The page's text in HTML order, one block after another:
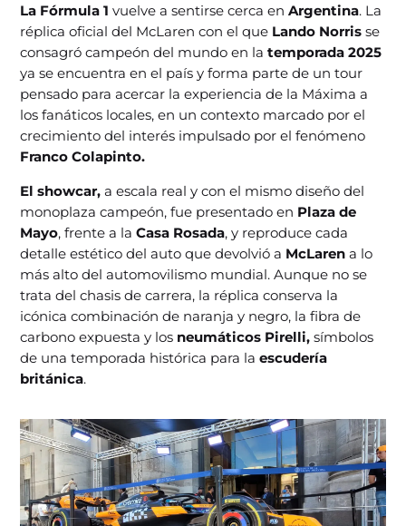
La Fórmula 1 vuelve a sentirse cerca enArgentina. La
réplica oficial del McLaren con el que Lando Norrisse
consagró campeón del mundo en latemporada 2025
ya se encuentra en el país y forma parte de un tour
pensado para acercar la experiencia de la Máxima a
los fanáticos locales, en un contexto marcado por el
crecimiento del interés impulsado por el fenómeno
Franco Colapinto.
El showcar, a escala real y con el mismo diseño del
monoplaza campeón, fue presentado en Plaza de
Mayo, frente a laCasa Rosada, y reproduce cada
detalle estético del auto que devolvió a McLaren a lo
más alto del automovilismo mundial. Aunque no se
trata del chasis de carrera, la réplica conserva la
icónica combinación de naranja y negro, la fibra de
carbono expuesta y los neumáticos Pirelli, símbolos
de una temporada histórica para laescudería
británica.